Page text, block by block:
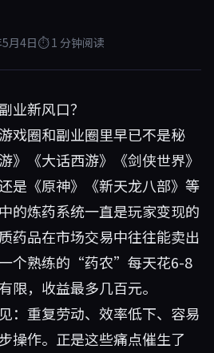
月4日⏱ 1 分钟阅读
业新风口？
戏圈和副业圈里早已不是秘
》《大话西游》《剑侠世界》
是《原神》《新天龙八部》等
的炼药系统一直是玩家变现的
药品在市场交易中往往能卖出
个熟练的“药农”每天花6-8
限，收益最多几百元。
：重复劳动、效率低下、容易
操作。正是这些痛点催生了